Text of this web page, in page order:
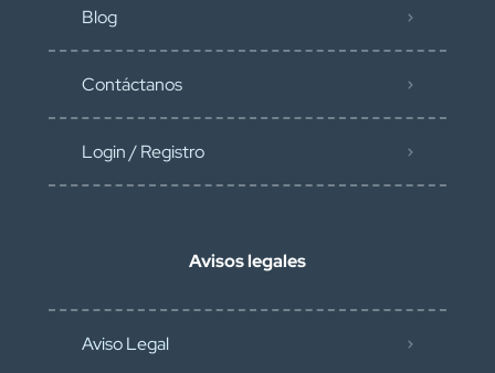
Blog
Contáctanos
Login / Registro
Avisos legales
Aviso Legal